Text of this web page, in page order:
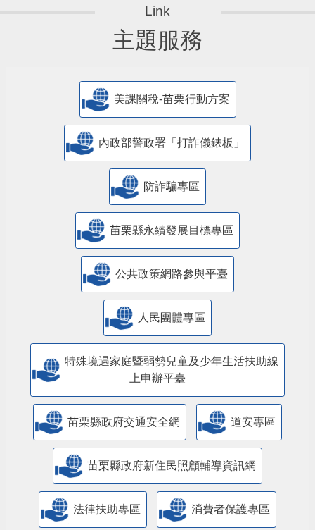
主題服務
美課關稅-苗栗行動方案
內政部警政署「打詐儀錶板」
防詐騙專區
苗栗縣永續發展目標專區
公共政策網路參與平臺
人民團體專區
特殊境遇家庭暨弱勢兒童及少年生活扶助線
上申辦平臺
苗栗縣政府交通安全網 道安專區
苗栗縣政府新住民照顧輔導資訊網
法律扶助專區 消費者保護專區